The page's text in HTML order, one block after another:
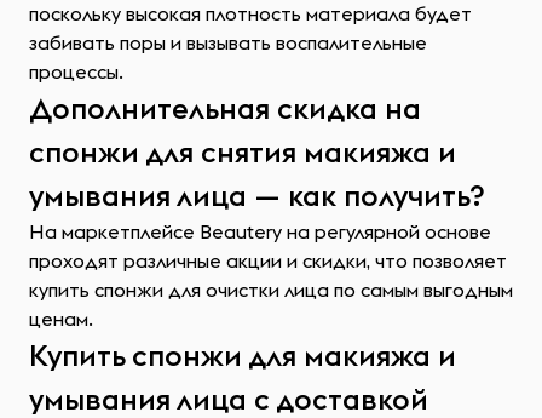
поскольку высокая плотность материала будет
забивать поры и вызывать воспалительные
процессы.
Дополнительная скидка на
спонжи для снятия макияжа и
умывания лица — как получить?
На маркетплейсе Beautery на регулярной основе
проходят различные акции и скидки, что позволяет
купить спонжи для очистки лица по самым выгодным
ценам.
Купить спонжи для макияжа и
умывания лица с доставкой